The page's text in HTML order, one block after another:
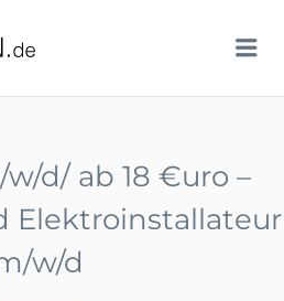
TECHSTELLEN.DE
d/ ab 18 €uro –
Elektroinstallateur
w/d